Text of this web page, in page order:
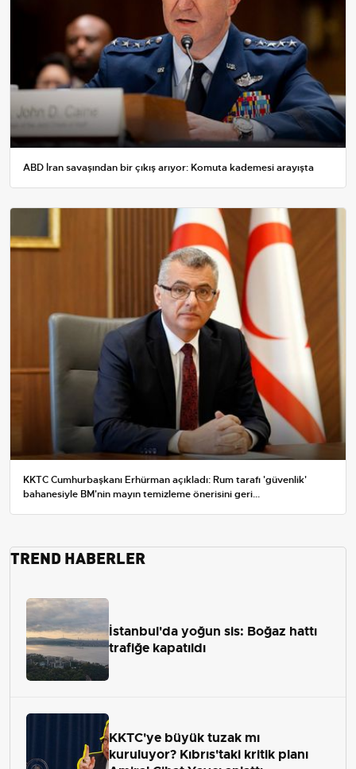
ABD İran savaşından bir çıkış arıyor: Komuta kademesi arayışta
KKTC Cumhurbaşkanı Erhürman açıkladı: Rum tarafı 'güvenlik'
bahanesiyle BM'nin mayın temizleme önerisini geri...
TREND HABERLER
İstanbul'da yoğun sis: Boğaz hattı
trafiğe kapatıldı
KKTC'ye büyük tuzak mı
kuruluyor? Kıbrıs'taki kritik planı